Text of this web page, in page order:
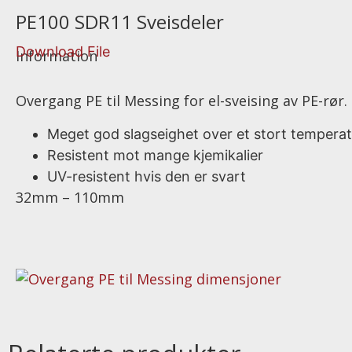
PE100 SDR11 Sveisdeler
Information
Download File
Overgang PE til Messing for el-sveising av PE-rør.
Meget god slagseighet over et stort
Resistent mot mange kjemikalier
UV-resistent hvis den er svart
32mm – 110mm